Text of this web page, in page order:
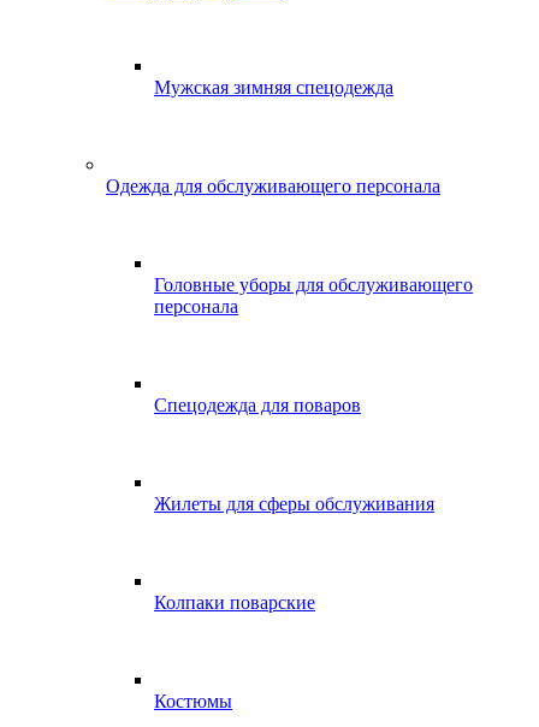
Мужская зимняя спецодежда
Одежда для обслуживающего персонала
Головные уборы для обслуживающего
персонала
Спецодежда для поваров
Жилеты для сферы обслуживания
Колпаки поварские
Костюмы